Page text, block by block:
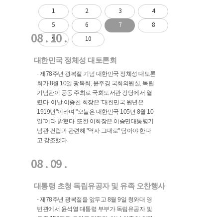
1 2 3 4
5 6 7 8
9 10
08 . 10 .
대한민국 정체성 대토론회
- 제78주년 광복절 기념 대한민국 정체성 대토론
회가 8월 10일 광복회, 윤주경 국회의원실, 독립
기념관이 공동 주최로 국회도서관 강당에서 열
렸다. 이날 이종찬 회장은 "대한민국 원년은
1919년"이라며 "오늘은 대한민국 105년 8월 10
일"이라 밝혔다. 또한 이회장은 이승만대통령기
념관 건립과 관련해 "역사 그대로" 담아야 한다
고 강조했다.
08 . 09 .
대통령 초청 독립유공자 및 유족 오찬행사
- 제78주년 광복절을 앞두고 8월 9일 청와대 영
빈관에서 윤석열 대통령 부부가 독립유공자 및